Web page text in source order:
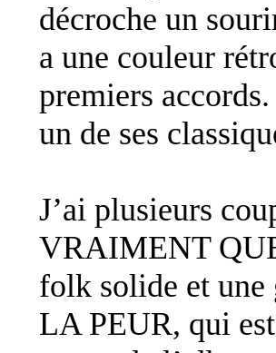
décroche un
a une couleur
premiers
un de ses
J’ai plusieurs
VRAIMENT
folk solide et une
LA PEUR, qui